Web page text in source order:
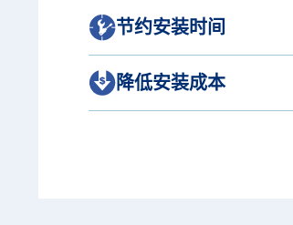
节约安装时间
降低安装成本